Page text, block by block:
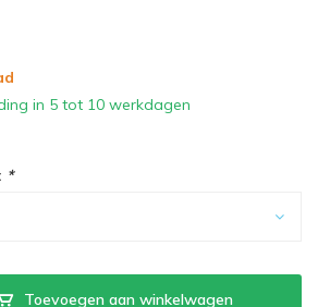
in 5 tot 10 werkdagen
*
Toevoegen aan winkelwagen